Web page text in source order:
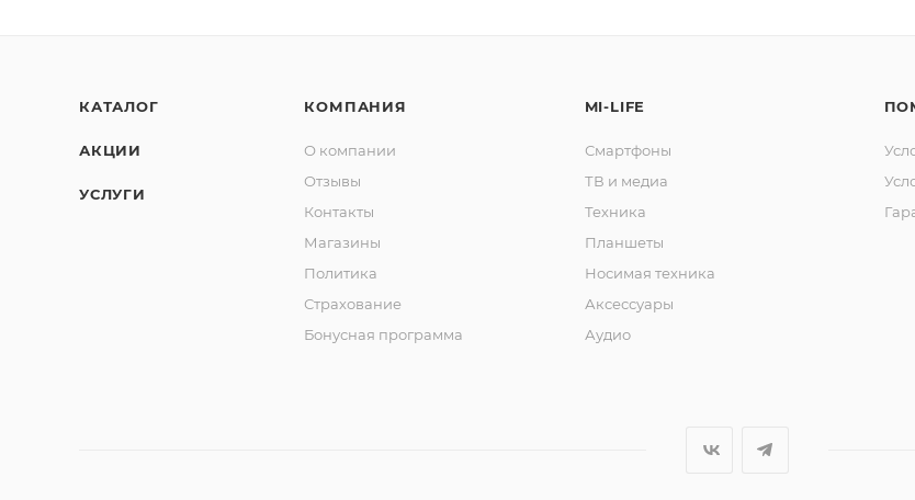
КАТАЛОГ
АКЦИИ
УСЛУГИ
КОМПАНИЯ
О компании
Отзывы
Контакты
Магазины
Политика
Страхование
Бонусная программа
MI-LIFE
Смартфоны
ТВ и медиа
Техника
Планшеты
Носимая техника
Аксессуары
Аудио
Остались вопросы?
8 800 302-02-51